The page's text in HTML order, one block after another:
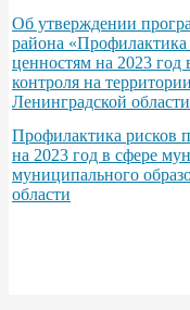
Об утверждении
района
ценностям на 2023
контроля на
Ленинградской
Профилактика рисков
на 2023 год в сфере
муниципального
области